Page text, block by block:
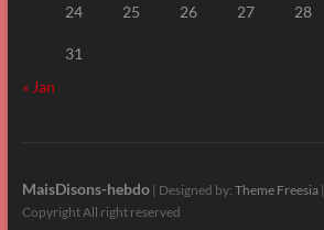
24 25 26 27 28
31
« Jan
MaisDisons-hebdo| Designed by: Theme Freesia|
Copyright All right reserved